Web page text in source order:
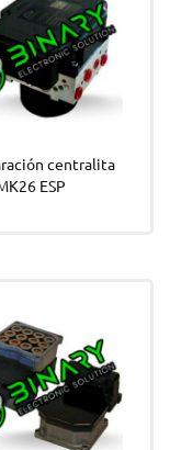
centralita
ESP